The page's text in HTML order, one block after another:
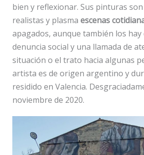
bien y reflexionar. Sus pinturas
realistas y plasma escenas
apagados, aunque también los hay
denuncia social y una llamada de
situación o el trato hacia algunas
artista es de origen argentino y
residido en Valencia.
noviembre de 2020.